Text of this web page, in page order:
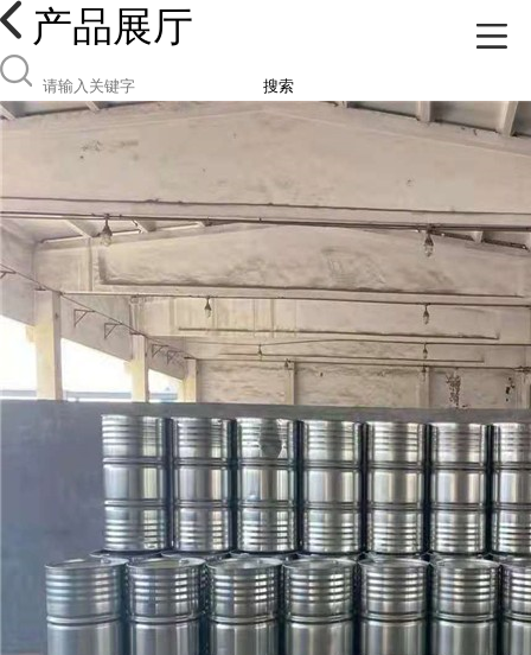
产品展厅
搜索